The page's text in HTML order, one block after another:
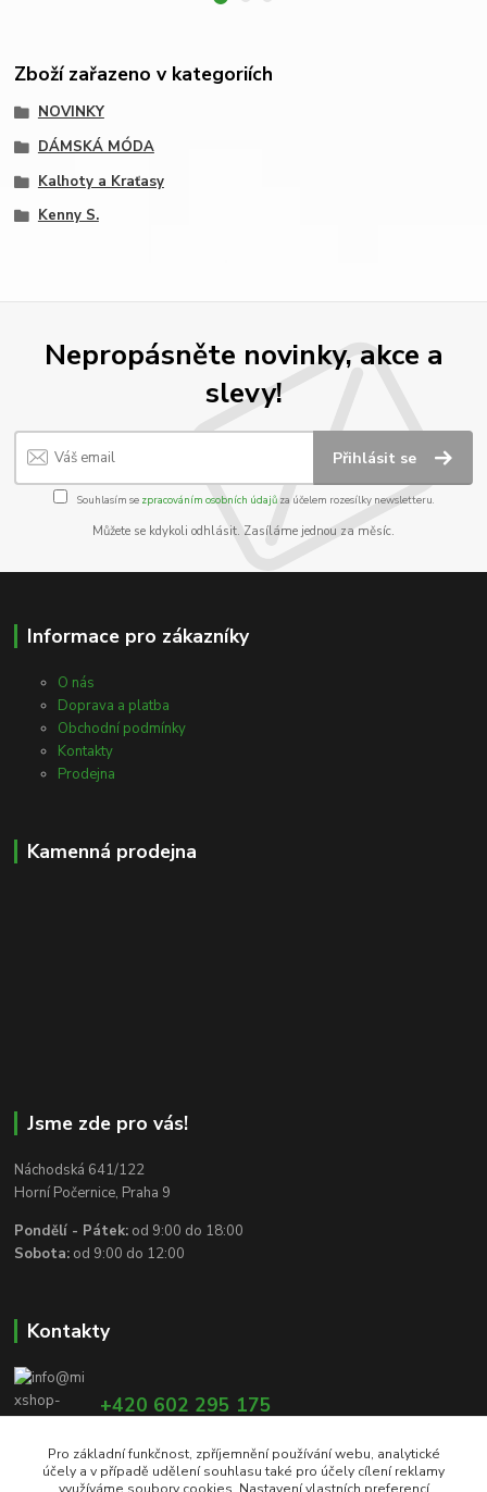
Zboží zařazeno v kategoriích
NOVINKY
DÁMSKÁ MÓDA
Kalhoty a Kraťasy
Kenny S.
Nepropásněte novinky, akce a
slevy!
Přihlásit se
Souhlasím se zpracováním osobních údajůza účelem rozesílky newsletteru.
Můžete se kdykoli odhlásit. Zasíláme jednou za měsíc.
Informace pro zákazníky
O nás
Doprava a platba
Obchodní podmínky
Kontakty
Prodejna
Kamenná prodejna
Jsme zde pro vás!
Náchodská 641/122
Horní Počernice, Praha 9
Pondělí - Pátek: od 9:00 do 18:00
Sobota: od 9:00 do 12:00
Kontakty
+420 602 295 175
info@mixshop-wertheim.cz
Pro základní funkčnost, zpříjemnění používání webu, analytické
účely a v případě udělení souhlasu také pro účely cílení reklamy